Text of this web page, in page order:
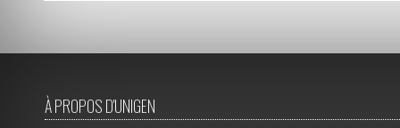
À PROPOS D'UNIGEN